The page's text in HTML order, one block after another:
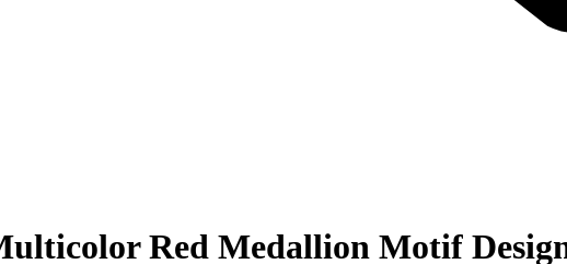
Red Medallion Motif